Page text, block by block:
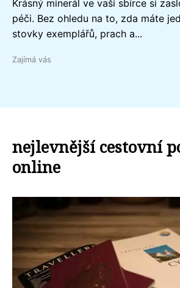
Krásný minerál ve vaší sbírce si
péči. Bez ohledu na to, zda máte
stovky exemplářů, prach a...
Zajímá vás
nejlevnější cestovní
online